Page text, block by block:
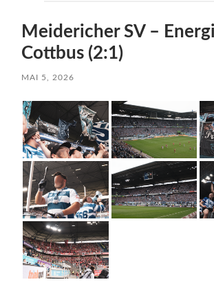
Meidericher SV –
Cottbus (2:1)
MAI 5, 2026